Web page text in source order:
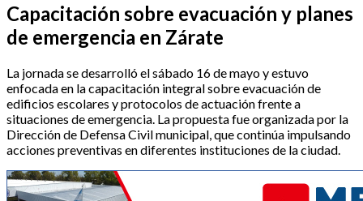
Capacitación sobre evacuación y planes
de emergencia en Zárate
La jornada se desarrolló el sábado 16 de mayo y estuvo
enfocada en la capacitación integral sobre evacuación de
edificios escolares y protocolos de actuación frente a
situaciones de emergencia. La propuesta fue organizada por la
Dirección de Defensa Civil municipal, que continúa impulsando
acciones preventivas en diferentes instituciones de la ciudad.